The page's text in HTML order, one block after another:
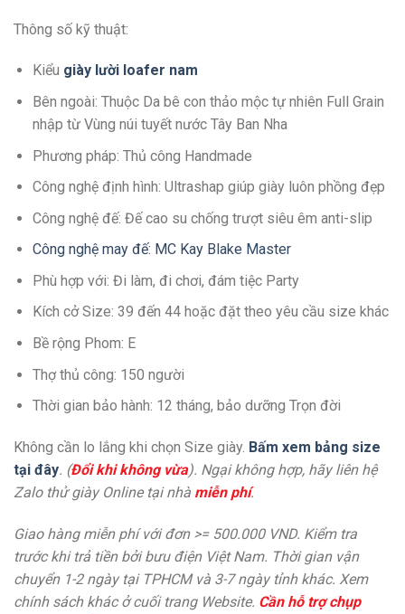
Thông số kỹ thuật:
Kiểu giày lười loafer nam
Bên ngoài: Thuộc Da bê con thảo mộc tự nhiên Full Grain
nhập từ Vùng núi tuyết nước Tây Ban Nha
Phương pháp: Thủ công Handmade
Công nghệ định hình: Ultrashap giúp giày luôn phồng đẹp
Công nghệ đế: Đế cao su chống trượt siêu êm anti-slip
Công nghệ may đế: MC Kay Blake Master
Phù hợp với: Đi làm, đi chơi, đám tiệc Party
Kích cở Size: 39 đến 44 hoặc đặt theo yêu cầu size khác
Bề rộng Phom: E
Thợ thủ công: 150 người
Thời gian bảo hành: 12 tháng, bảo dưỡng Trọn đời
Không cần lo lắng khi chọn Size giày. Bấm xem bảng size
tại đây. (Đổi khi không vừa). Ngại không hợp, hãy liên hệ
Zalo thử giày Online tại nhà miễn phí.
Giao hàng miễn phí với đơn >= 500.000 VND. Kiểm tra
trước khi trả tiền bởi bưu điện Việt Nam. Thời gian vận
chuyển 1-2 ngày tại TPHCM và 3-7 ngày tỉnh khác. Xem
chính sách khác ở cuối trang Website. Cần hỗ trợ chụp